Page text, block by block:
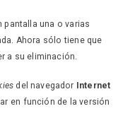
pantalla una o varias
Ahora sólo tiene que
a su eliminación.
del navegador
Internet
en función de la versión